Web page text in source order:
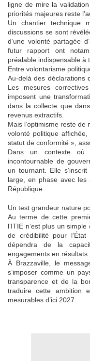
ligne de mire la
priorités majeures reste
Un chantier technique
discussions se sont
d’une volonté partagée
futur rapport ont
préalable indispensable à
Entre volontarisme
Au-delà des déclarations
Les mesures
imposent une
dans la collecte que
revenus extractifs.
Mais l’optimisme reste de
volonté politique
statut de conformité »,
Dans un contexte où
incontournable de
un tournant. Elle
large, en phase avec les
République.
Un test grandeur nature
Au terme de cette
l’ITIE n’est plus un
de crédibilité pour
dépendra de la
engagements en résultats
À Brazzaville, le
s’imposer comme un
transparence et de la
traduire cette ambition
mesurables d’ici 2027.